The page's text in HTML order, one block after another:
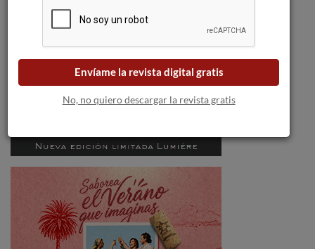
Envíame la revista digital gratis
No, no quiero descargar la revista gratis